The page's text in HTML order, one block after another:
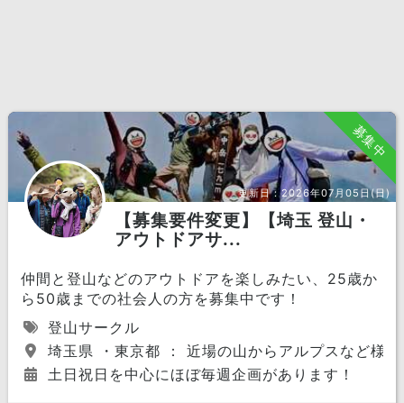
募集中
更新日：2026年07月05日(日)
【募集要件変更】【埼玉 登山・
アウトドアサ...
仲間と登山などのアウトドアを楽しみたい、25歳か
ら50歳までの社会人の方を募集中です！
登山サークル
埼玉県 ・東京都 ： 近場の山からアルプスなど様
土日祝日を中心にほぼ毎週企画があります！